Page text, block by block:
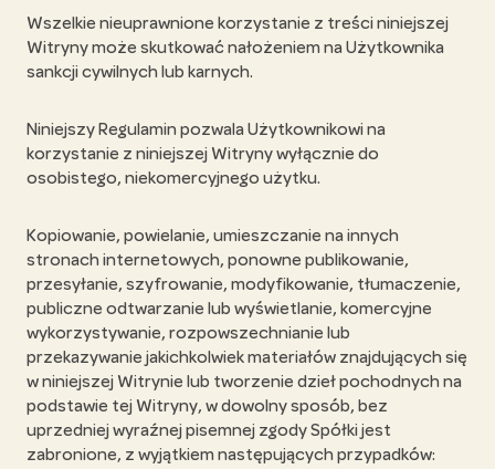
Wszelkie nieuprawnione korzystanie z treści niniejszej
Witryny może skutkować nałożeniem na Użytkownika
sankcji cywilnych lub karnych.
Niniejszy Regulamin pozwala Użytkownikowi na
korzystanie z niniejszej Witryny wyłącznie do
osobistego, niekomercyjnego użytku.
Kopiowanie, powielanie, umieszczanie na innych
stronach internetowych, ponowne publikowanie,
przesyłanie, szyfrowanie, modyfikowanie, tłumaczenie,
publiczne odtwarzanie lub wyświetlanie, komercyjne
wykorzystywanie, rozpowszechnianie lub
przekazywanie jakichkolwiek materiałów znajdujących się
w niniejszej Witrynie lub tworzenie dzieł pochodnych na
podstawie tej Witryny, w dowolny sposób, bez
uprzedniej wyraźnej pisemnej zgody Spółki jest
zabronione, z wyjątkiem następujących przypadków: